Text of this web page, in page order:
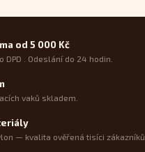
od 5 000 Kč
DPD . Odeslání do 24 hodin.
vaků skladem.
— kvalita ověřená tisíci zákazníků.